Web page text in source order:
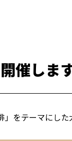
催しま
をテーマにした